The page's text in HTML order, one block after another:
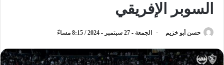
السوبر الإفريقي
حسن أبو خزيم الجمعة - 27 سبتمبر - 2024 / 8:15 مساءً